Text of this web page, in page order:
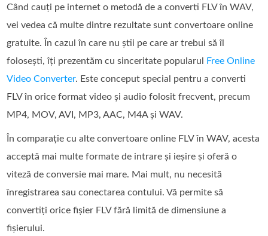
Când cauți pe internet o metodă de a converti FLV în WAV,
vei vedea că multe dintre rezultate sunt convertoare online
gratuite. În cazul în care nu știi pe care ar trebui să îl
folosești, îți prezentăm cu sinceritate popularul
Free Online
Video Converter. Este conceput special pentru a converti
FLV în orice format video și audio folosit frecvent, precum
MP4, MOV, AVI, MP3, AAC, M4A și WAV.
În comparație cu alte convertoare online FLV în WAV, acesta
acceptă mai multe formate de intrare și ieșire și oferă o
viteză de conversie mai mare. Mai mult, nu necesită
înregistrarea sau conectarea contului. Vă permite să
convertiți orice fișier FLV fără limită de dimensiune a
fișierului.